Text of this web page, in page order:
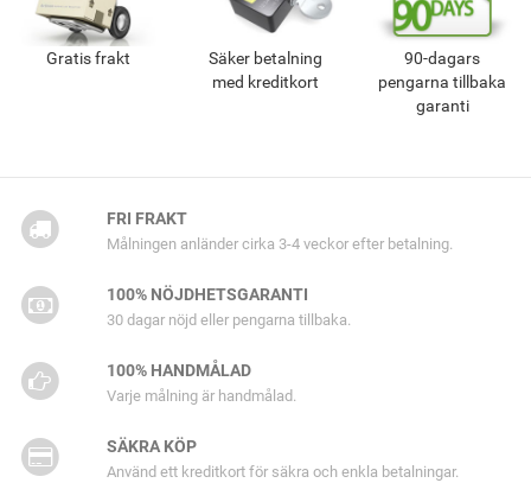
Gratis frakt
Säker betalning
med kreditkort
90-dagars
pengarna tillbaka
garanti
FRI FRAKT
Målningen anländer cirka 3-4 veckor efter betalning.
100% NÖJDHETSGARANTI
30 dagar nöjd eller pengarna tillbaka.
100% HANDMÅLAD
Varje målning är handmålad.
SÄKRA KÖP
Använd ett kreditkort för säkra och enkla betalningar.